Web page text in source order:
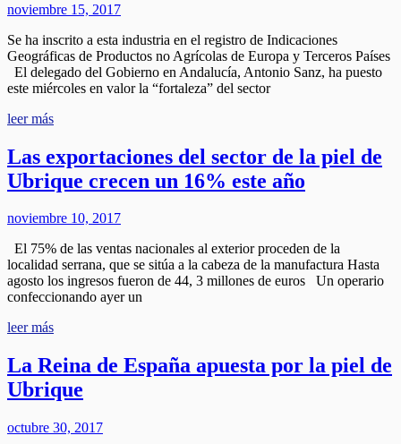
noviembre 15, 2017
Se ha inscrito a esta industria en el registro de Indicaciones
Geográficas de Productos no Agrícolas de Europa y Terceros Países
El delegado del Gobierno en Andalucía, Antonio Sanz, ha puesto
este miércoles en valor la “fortaleza” del sector
leer más
Las exportaciones del sector de la piel de
Ubrique crecen un 16% este año
noviembre 10, 2017
El 75% de las ventas nacionales al exterior proceden de la
localidad serrana, que se sitúa a la cabeza de la manufactura Hasta
agosto los ingresos fueron de 44, 3 millones de euros Un operario
confeccionando ayer un
leer más
La Reina de España apuesta por la piel de
Ubrique
octubre 30, 2017